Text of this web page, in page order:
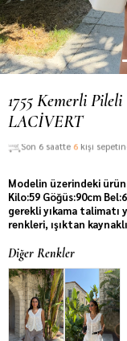
1755 Kemerli
LACİVERT
Son 6 saatte 6 kişi
Modelin üzerindeki
Kilo:59 Göğüs:90cm
gerekli yıkama talimatı
renkleri, ışıktan
Diğer Renkler